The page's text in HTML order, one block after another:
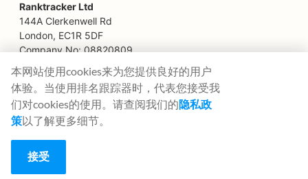
Ranktracker Ltd
144A Clerkenwell Rd
London, EC1R 5DF
Company No: 08820809
felix@ranktracker.com
2015 -2026© Ranktracker. All Rights Reserved.
本网站使用cookies来为您提供良好的用户
体验。当使用排名跟踪器时，代表您接受我
们对cookies的使用。请查阅我们的隐私政
策以了解更多细节。
接受